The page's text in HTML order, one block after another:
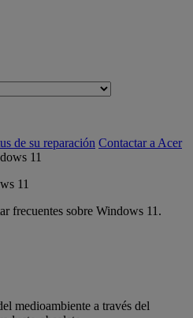
de su reparación Contactar a Acer
11
frecuentes sobre Windows 11.
medioambiente a través del